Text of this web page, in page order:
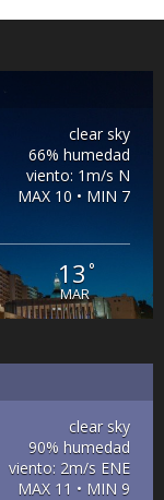
clear sky
66% humedad
viento: 1m/s N
MAX 10 • MIN 7
13 °
MAR
clear sky
90% humedad
viento: 2m/s ENE
MAX 11 • MIN 9